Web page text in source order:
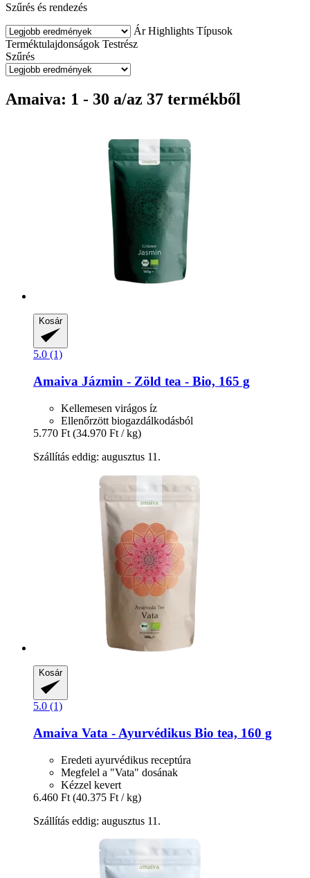
Szűrés és rendezés
Ár Highlights Típusok
Terméktulajdonságok Testrész
Szűrés
Amaiva: 1 - 30 a/az 37 termékből
Kosár
5.0 (1)
Amaiva Jázmin -​ Zöld tea -​ Bio, 165 g
Kellemesen virágos íz
Ellenőrzött biogazdálkodásból
5.770 Ft (34.970 Ft / kg)
Szállítás eddig: augusztus 11.
Kosár
5.0 (1)
Amaiva Vata -​ Ayurvédikus Bio tea, 160 g
Eredeti ayurvédikus receptúra
Megfelel a "Vata" dosának
Kézzel kevert
6.460 Ft (40.375 Ft / kg)
Szállítás eddig: augusztus 11.